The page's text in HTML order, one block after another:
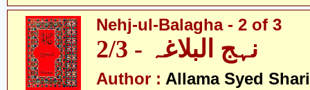
Nehj-ul-Balagha - 2 of 3
نہج البلاغہ - 2/3
Author : Allama Syed